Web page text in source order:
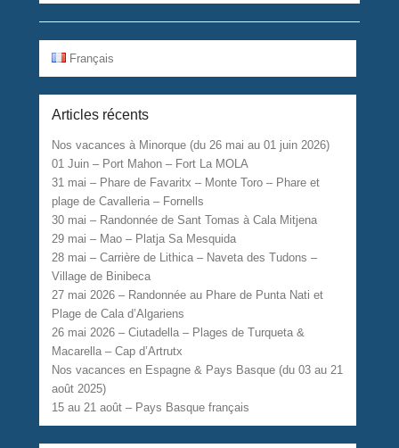
Français
Articles récents
Nos vacances à Minorque (du 26 mai au 01 juin 2026)
01 Juin – Port Mahon – Fort La MOLA
31 mai – Phare de Favaritx – Monte Toro – Phare et
plage de Cavalleria – Fornells
30 mai – Randonnée de Sant Tomas à Cala Mitjena
29 mai – Mao – Platja Sa Mesquida
28 mai – Carrière de Lithica – Naveta des Tudons –
Village de Binibeca
27 mai 2026 – Randonnée au Phare de Punta Nati et
Plage de Cala d’Algariens
26 mai 2026 – Ciutadella – Plages de Turqueta &
Macarella – Cap d’Artrutx
Nos vacances en Espagne & Pays Basque (du 03 au 21
août 2025)
15 au 21 août – Pays Basque français